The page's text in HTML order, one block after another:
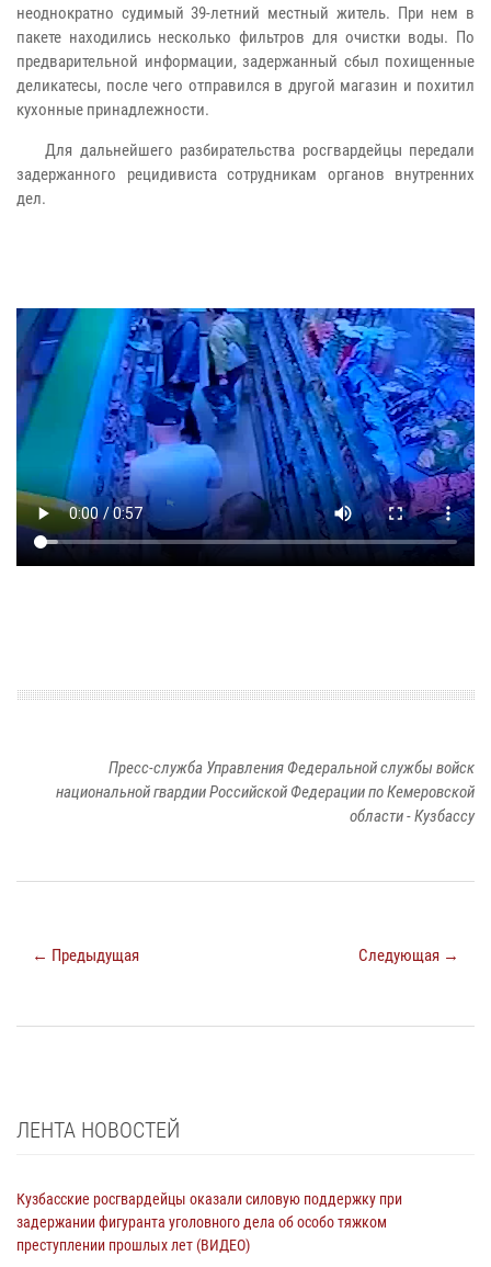
неоднократно судимый 39-летний местный житель. При нем в
пакете находились несколько фильтров для очистки воды. По
предварительной информации, задержанный сбыл похищенные
деликатесы, после чего отправился в другой магазин и похитил
кухонные принадлежности.
Для дальнейшего разбирательства росгвардейцы передали
задержанного рецидивиста сотрудникам органов внутренних
дел.
Пресс-служба Управления Федеральной службы войск
национальной гвардии Российской Федерации по Кемеровской
области - Кузбассу
← Предыдущая Следующая →
ЛЕНТА НОВОСТЕЙ
Кузбасские росгвардейцы оказали силовую поддержку при
задержании фигуранта уголовного дела об особо тяжком
преступлении прошлых лет (ВИДЕО)